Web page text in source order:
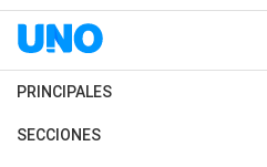
PRINCIPALES
Últimas Noticias
SECCIONES